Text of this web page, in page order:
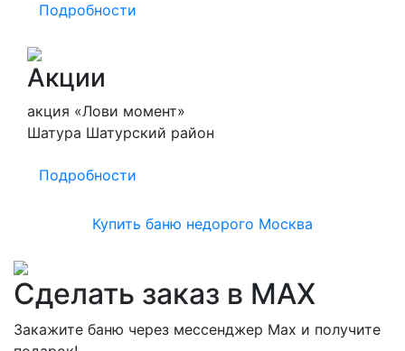
Подробности
Акции
акция «Лови момент»
Шатура Шатурский район
Подробности
Купить баню недорого Москва
Сделать заказ в MAX
Закажите баню через мессенджер Max и получите